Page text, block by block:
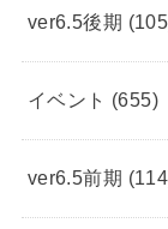
ver6.5後期
イベント (655)
ver6.5前期